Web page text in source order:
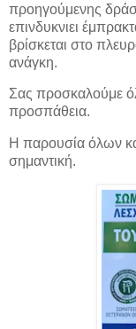
προηγούμενης
επινδυκνιει
βρίσκεται στο
ανάγκη.
Σας προσκαλούμε
προσπάθεια.
Η παρουσία όλων
σημαντική.